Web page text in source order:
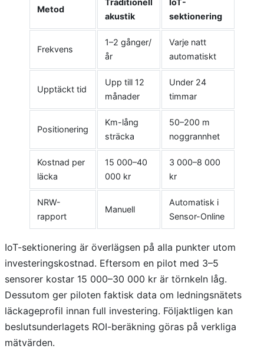
Metod
Traditionell
akustik
IoT-
sektionering
Frekvens
1–2 gånger/
år
Varje natt
automatiskt
Upptäckt tid
Upp till 12
månader
Under 24
timmar
Positionering
Km-lång
sträcka
50–200 m
noggrannhet
Kostnad per
läcka
15 000–40
000 kr
3 000–8 000
kr
NRW-
rapport
Manuell
Automatisk i
Sensor-Online
IoT-sektionering är överlägsen på alla punkter utom
investeringskostnad. Eftersom en pilot med 3–5
sensorer kostar 15 000–30 000 kr är törnkeln låg.
Dessutom ger piloten faktisk data om ledningsnätets
läckageprofil innan full investering. Följaktligen kan
beslutsunderlagets ROI-beräkning göras på verkliga
mätvärden.